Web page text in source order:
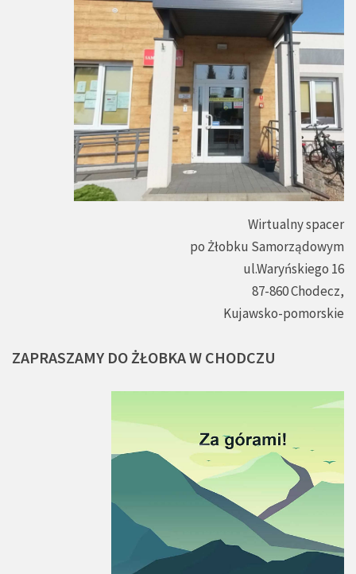
Wirtualny spacer
po Żłobku Samorządowym
ul.Waryńskiego 16
87-860 Chodecz,
Kujawsko-pomorskie
ZAPRASZAMY DOŻŁOBKAW CHODCZU